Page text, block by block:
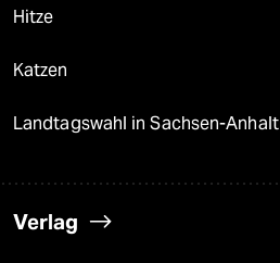
Hitze
Katzen
Landtagswahl in Sachsen-Anhalt
Verlag